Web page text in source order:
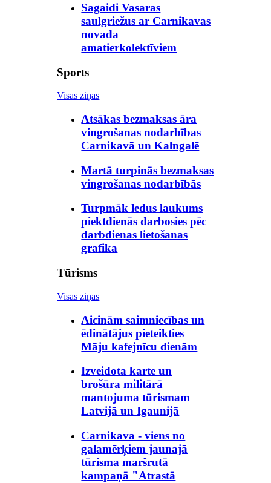
Sagaidi Vasaras
saulgriežus ar Carnikavas
novada
amatierkolektīviem
Sports
Visas ziņas
Atsākas bezmaksas āra
vingrošanas nodarbības
Carnikavā un Kalngalē
Martā turpinās bezmaksas
vingrošanas nodarbībās
Turpmāk ledus laukums
piektdienās darbosies pēc
darbdienas lietošanas
grafika
Tūrisms
Visas ziņas
Aicinām saimniecības un
ēdinātājus pieteikties
Māju kafejnīcu dienām
Izveidota karte un
brošūra militārā
mantojuma tūrismam
Latvijā un Igaunijā
Carnikava - viens no
galamērķiem jaunajā
tūrisma maršrutā
kampaņā "Atrastā